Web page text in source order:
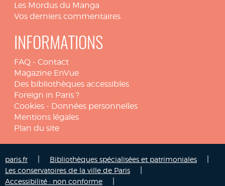
Les Mordus du Manga
Vos derniers commentaires
INFORMATIONS
FAQ - Contact
Magazine EnVue
Des bibliothèques accessibles
Foreign in Paris ?
Cookies - Données personnelles
Mentions légales
Plan du site
paris.fr Bibliothèques spécialisées et patrimoniales
Les conservatoires de la ville de Paris
Accessibilité : non conforme